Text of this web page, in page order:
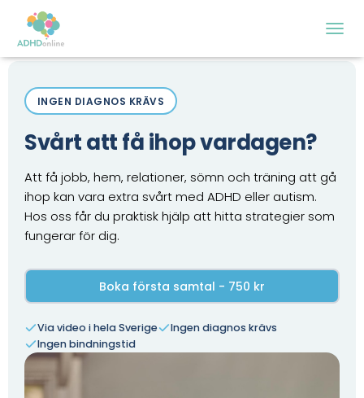
L
A
I
G
INGEN DIAGNOS KRÄVS
Svårt att få ihop vardagen?
Att få jobb, hem, relationer, sömn och träning att gå
ihop kan vara extra svårt med ADHD eller autism.
Hos oss får du praktisk hjälp att hitta strategier som
fungerar för dig.
Boka första samtal - 750 kr
Via video i hela Sverige
Ingen diagnos krävs
Ingen bindningstid